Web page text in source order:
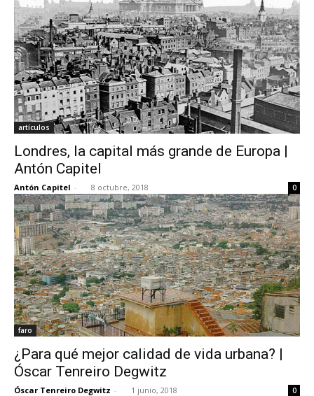
artículos
Londres, la capital más grande de Europa |
Antón Capitel
Antón Capitel - 8 octubre, 2018 0
faro
¿Para qué mejor calidad de vida urbana? |
Óscar Tenreiro Degwitz
Óscar Tenreiro Degwitz - 1 junio, 2018 0